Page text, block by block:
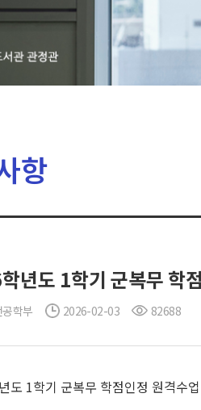
항
년도 1학기 군복무 학
학부 2026-02-03 82688
도 1학기 군복무 학점인정 원격수